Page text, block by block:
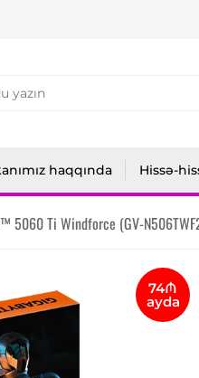
haqqında Hissə-
5060 Ti Windforce (GV-
74₼
ayda